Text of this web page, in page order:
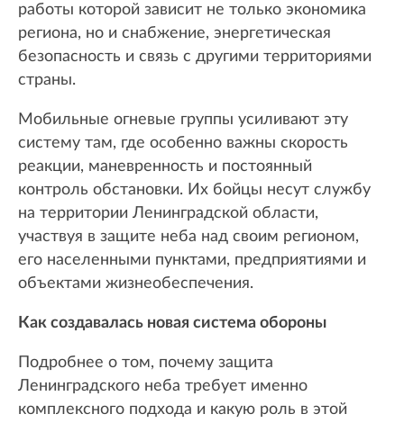
работы которой зависит не только экономика
региона, но и снабжение, энергетическая
безопасность и связь с другими территориями
страны.
Мобильные огневые группы усиливают эту
систему там, где особенно важны скорость
реакции, маневренность и постоянный
контроль обстановки. Их бойцы несут службу
на территории Ленинградской области,
участвуя в защите неба над своим регионом,
его населенными пунктами, предприятиями и
объектами жизнеобеспечения.
Как создавалась новая система обороны
Подробнее о том, почему защита
Ленинградского неба требует именно
комплексного подхода и какую роль в этой